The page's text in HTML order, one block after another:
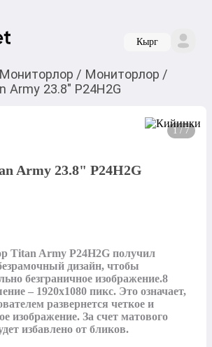
Кырг
Мониторлор / Мониторлор /
Army 23.8" P24H2G
1 / 7
Army 23.8" P24H2G
Titan Army P24H2G получил
дизайн, чтобы
безграничное изображение.8
– 1920x1080 пикс. Это означает,
развернется четкое и
изображение. За счет матового
избавлено от бликов.